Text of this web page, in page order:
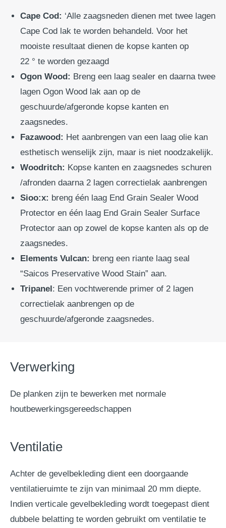
Cape Cod: ‘Alle zaagsneden dienen met twee lagen
Cape Cod lak te worden behandeld. Voor het
mooiste resultaat dienen de kopse kanten op
22 ° te worden gezaagd
Ogon Wood: Breng een laag sealer en daarna twee
lagen Ogon Wood lak aan op de
geschuurde/afgeronde kopse kanten en
zaagsnedes.
Fazawood: Het aanbrengen van een laag olie kan
esthetisch wenselijk zijn, maar is niet noodzakelijk.
Woodritch: Kopse kanten en zaagsnedes schuren
/afronden daarna 2 lagen correctielak aanbrengen
Sioo:x: breng één laag End Grain Sealer Wood
Protector en één laag End Grain Sealer Surface
Protector aan op zowel de kopse kanten als op de
zaagsnedes.
Elements Vulcan: breng een riante laag seal
“Saicos Preservative Wood Stain” aan.
Tripanel: Een vochtwerende primer of 2 lagen
correctielak aanbrengen op de
geschuurde/afgeronde zaagsnedes.
Verwerking
De planken zijn te bewerken met normale
houtbewerkingsgereedschappen
Ventilatie
Achter de gevelbekleding dient een doorgaande
ventilatieruimte te zijn van minimaal 20 mm diepte.
Indien verticale gevelbekleding wordt toegepast dient
dubbele belatting te worden gebruikt om ventilatie te